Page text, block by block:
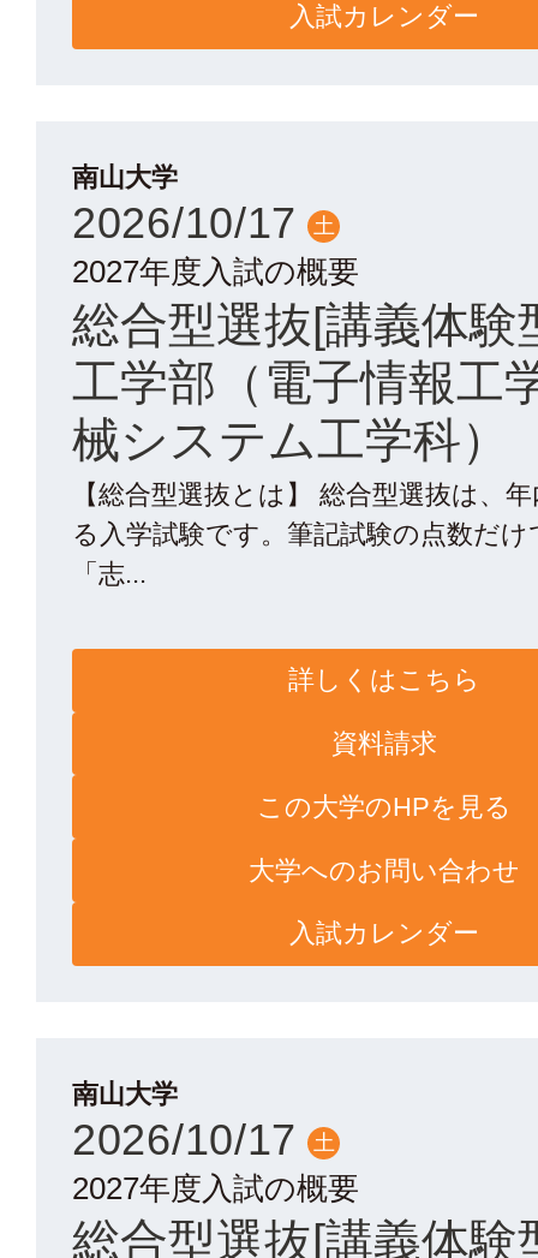
入試カレンダー
南山大学
2026/10/17 土
2027年度入試の概要
総合型選抜[講義体験
工学部（電子情報工
械システム工学科）
【総合型選抜とは】 総合型選抜は、
る入学試験です。筆記試験の点数だ
「志...
詳しくはこちら
資料請求
この大学のHPを見る
大学へのお問い合わせ
入試カレンダー
南山大学
2026/10/17 土
2027年度入試の概要
総合型選抜[講義体験